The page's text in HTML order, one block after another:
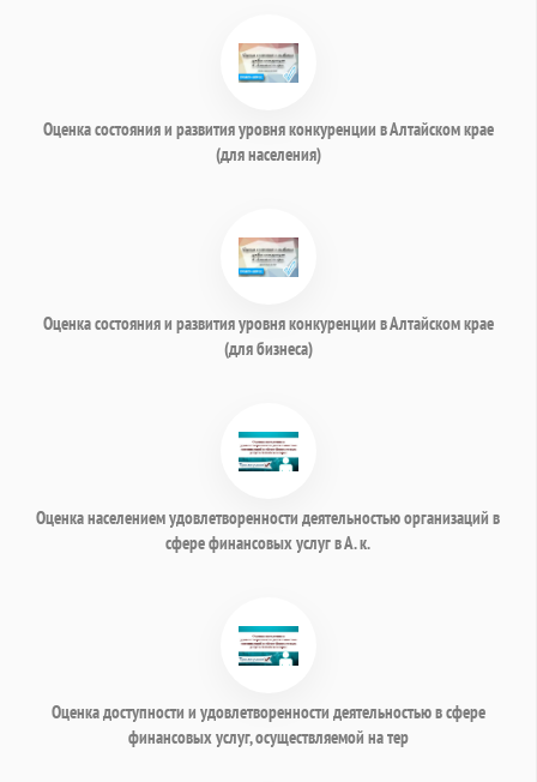
Оценка состояния и развития уровня конкуренции в Алтайском крае
(для населения)
Оценка состояния и развития уровня конкуренции в Алтайском крае
(для бизнеса)
Оценка населением удовлетворенности деятельностью организаций в
сфере финансовых услуг в А. к.
Оценка доступности и удовлетворенности деятельностью в сфере
финансовых услуг, осуществляемой на тер